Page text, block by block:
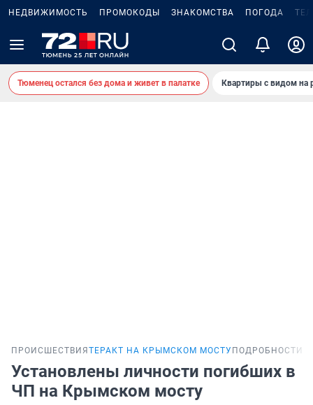
НЕДВИЖИМОСТЬ ПРОМОКОДЫ ЗНАКОМСТВА ПОГОДА
Тюменец остался без дома и живет в палатке Квартиры с видом на
ПРОИСШЕСТВИЯ ТЕРАКТ НА КРЫМСКОМ МОСТУ ПОДРОБНОСТИ
Установлены личности погибших в
ЧП на Крымском мосту